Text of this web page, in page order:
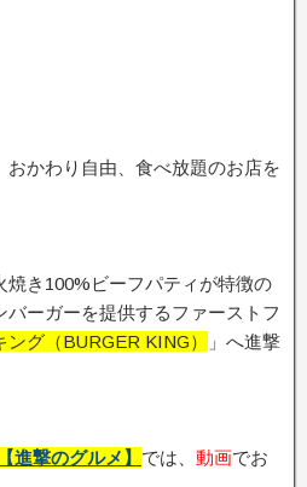
かわり自由、食べ放題のお店を
焼き100%ビーフパティが特徴の
バーガーを提供するファーストフ
ング（BURGER KING）
」へ進撃
進撃のグルメ】 では、 動画でお